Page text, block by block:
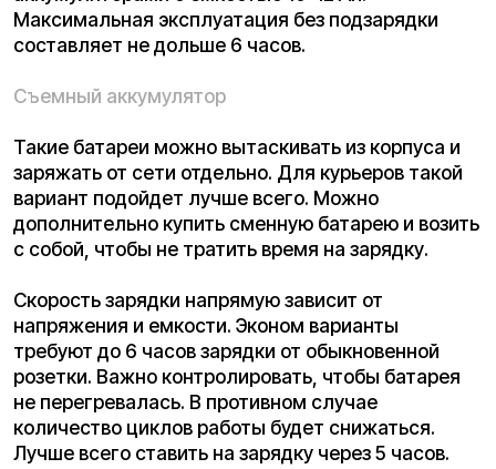
Надежность механики
тормозная система, амортизация, мощность
двигателя и вид езды. Имеет эти параметры
правило, в моделях предусмотрено два способа
эксплуатации. Помощь предполагает кручение
педалей. Тогда водитель забирает часть
нагрузки на себя. В скутере велосипед
передвигается самостоятельно на заряде.
Гидравлика предусмотрена на более дорогих
моделях, но считается самой современной.
Дисковая или барабанная отличается
надежностью, как и самые простые тормоза. Для
второго вида проще всего подобрать недорогие
комплектующие. Но тормозной путь
увеличивается.
Амортизация помогает гасить удары и создает